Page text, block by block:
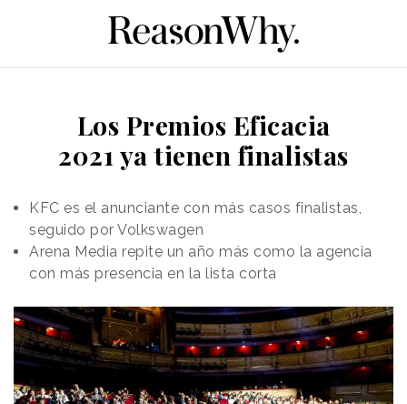
Los Premios Eficacia
2021 ya tienen finalistas
KFC es el anunciante con más casos finalistas,
seguido por Volkswagen
Arena Media repite un año más como la agencia
con más presencia en la lista corta